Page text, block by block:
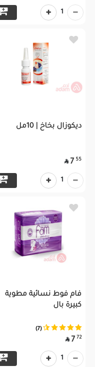
1
ديكوزال بخاخ | 10مل
55
7

1
فام فوط نسائية مطوية
كبيرة بال
(7)
72
7

1